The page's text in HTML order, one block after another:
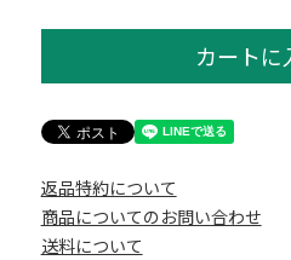
カートに
返品特約について
商品についてのお問い合わせ
送料について